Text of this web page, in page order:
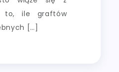
to, ile graftów
[…]